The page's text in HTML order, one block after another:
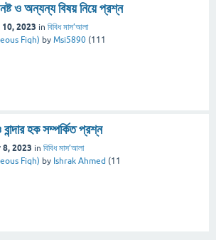
নষ্ট ও অন্যন্য বিষয় নিয়ে প্রশ্ন
10, 2023 in বিবিধ মাস’আলা
Fiqh) by Msi5890 (111
হক সম্পর্কিত প্রশ্ন
8, 2023 in বিবিধ মাস’আলা
Fiqh) by Ishrak Ahmed (11